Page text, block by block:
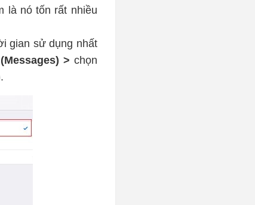
là nó tốn rất nhiều
gian sử dụng nhất
> chọn
.